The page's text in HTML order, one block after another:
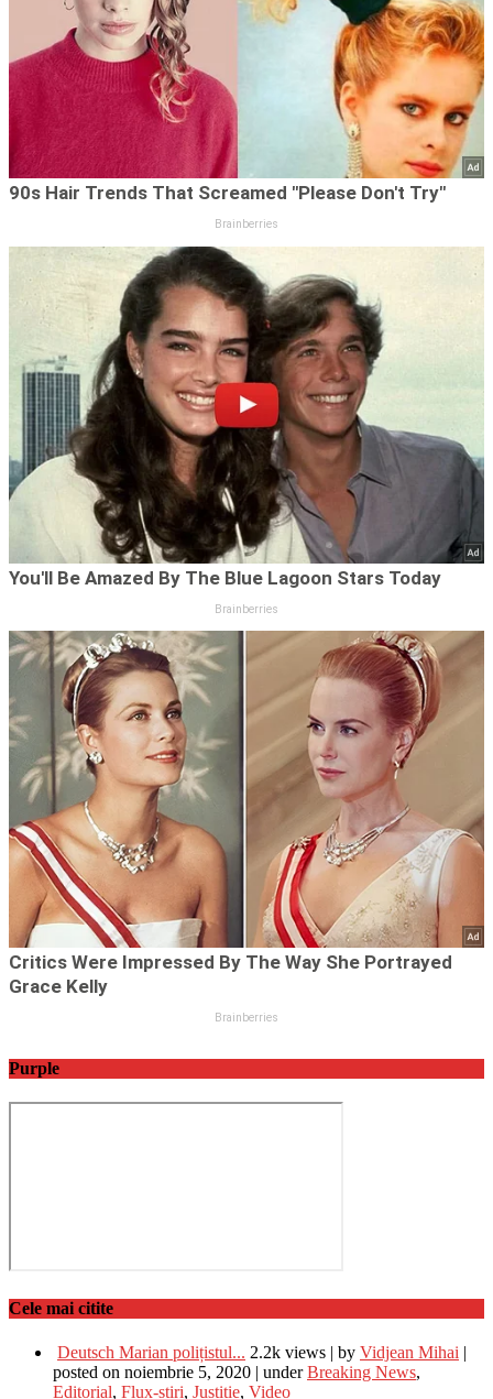
Purple
Cele mai citite
Deutsch Marian polițistul... 2.2k views | by Vidjean Mihai |
posted on noiembrie 5, 2020 | underBreaking News,
Editorial, Flux-stiri, Justitie, Video